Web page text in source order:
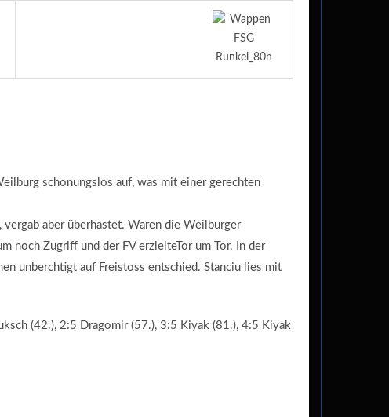
schonungslos auf, was mit einer gerechten
aber überhastet. Waren die Weilburger
noch Zugriff und der FV erzielteTor um Tor. In der
unberchtigt auf Freistoss entschied. Stanciu lies mit
(42.), 2:5 Dragomir (57.), 3:5 Kiyak (81.), 4:5 Kiyak